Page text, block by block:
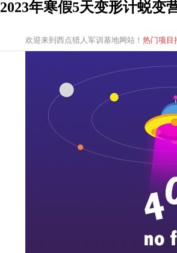
2023年寒假5天变形计蜕变
欢迎来到西点猎人军训基地网站！ 热门项目